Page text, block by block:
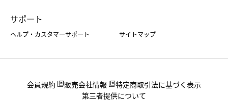
サポート
ヘルプ・カスタマーサポート サイトマップ
会員規約 販売会社情報
特定商取引法に基づく表示
第三者提供について